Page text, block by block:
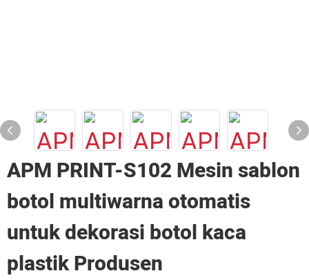
APM PRINT-S102 Mesin sablon
botol multiwarna otomatis
untuk dekorasi botol kaca
plastik Produsen